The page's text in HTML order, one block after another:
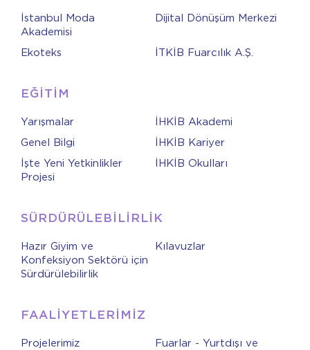
İstanbul Moda
Akademisi
Dijital Dönüşüm Merkezi
Ekoteks İTKİB Fuarcılık A.Ş.
EĞİTİM
Yarışmalar
İHKİB Akademi
Genel Bilgi
İHKİB Kariyer
İşte Yeni Yetkinlikler
Projesi
İHKİB Okulları
SÜRDÜRÜLEBİLİRLİK
Hazır Giyim ve
Konfeksiyon Sektörü için
Sürdürülebilirlik
Kılavuzlar
FAALİYETLERİMİZ
Projelerimiz
Fuarlar - Yurtdışı ve